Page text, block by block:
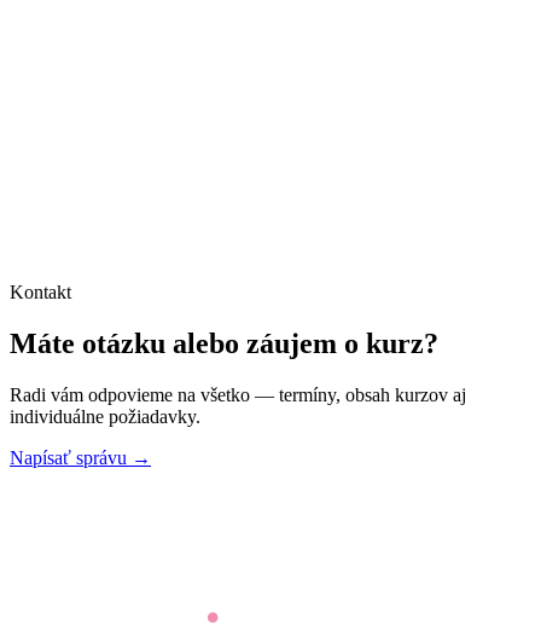
Kontakt
Máte otázku alebo záujem o kurz?
Radi vám odpovieme na všetko — termíny, obsah kurzov aj
individuálne požiadavky.
Napísať správu →